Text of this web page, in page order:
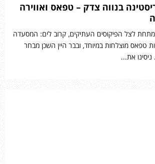
בנווה צדק – טפאס ואווירה
לצל הפיקוסים העתיקים, קרוב לים: המסעדה
טפאס מוצלחות במיוחד, ובבר היין השכן מבחר
ניסינו את...